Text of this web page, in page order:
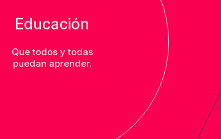
Educación
Que todos y todas
puedan aprender.